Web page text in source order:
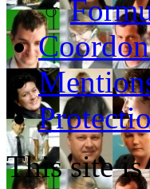
This site